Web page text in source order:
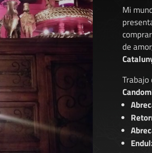
Mi
de
Trabajo